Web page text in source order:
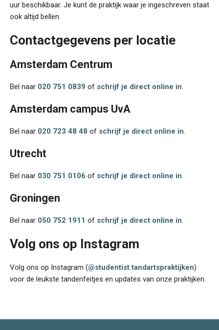
uur beschikbaar. Je kunt de praktijk waar je ingeschreven staat
ook altijd bellen.
Contactgegevens per locatie
Amsterdam Centrum
Bel naar 020 751 0839 of schrijf je direct online in.
Amsterdam campus UvA
Bel naar 020 723 48 48 of schrijf je direct online in.
Utrecht
Bel naar 030 751 0106 of schrijf je direct online in.
Groningen
Bel naar 050 752 1911 of schrijf je direct online in.
Volg ons op Instagram
Volg ons op Instagram (@studentist.tandartspraktijken)
voor de leukste tandenfeitjes en updates van onze praktijken.